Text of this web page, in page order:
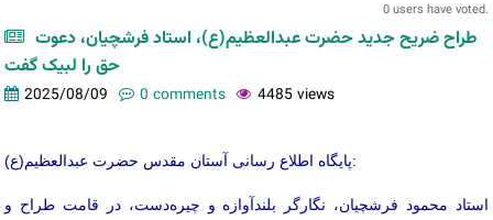
0 users have voted.
طراح ضریح جدید حضرت عبدالعظیم(ع)، استاد فرشچیان، دعوت
حق را لبیک گفت
2025/08/09 0 comments 4485 views
پایگاه اطلاع رسانی آستان مقدس حضرت عبدالعظیم(ع):
استاد محمود فرشچیان، نگارگر بلندآوازه و چیره‌دست، در قامت طراح و